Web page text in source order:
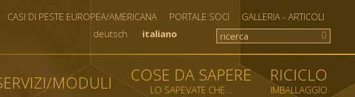
CASI DI PESTE EUROPEA/AMERICANA PORTALE SOCI
GALLERIA - ARTICOLI
deutsch
italiano
MODULI COSE DA SAPERE
LO SAPEVATE CHE...
RICICLO
IMBALLAGGIO